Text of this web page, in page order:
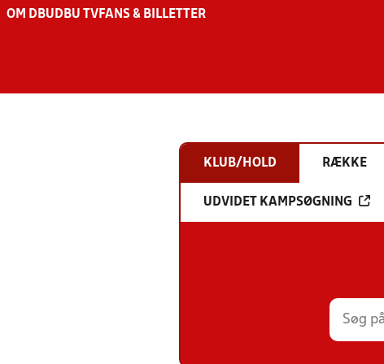
OM DBU DBU TV FANS & BILLETTER
KLUB/HOLD RÆKKE
UDVIDET KAMPSØGNING